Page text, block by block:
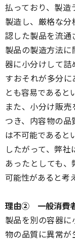
払っており、製
製造し、厳格な
認した製品を流通
製品の製造方法
器に小分けして
すおそれが多分
とも容易であると
また、小分け販
つき、内容物の
は不可能であると
したがって、弊
あったとしても
可能性があると考
理由② 一般消費者
製品を別の容器
物の品質に異常